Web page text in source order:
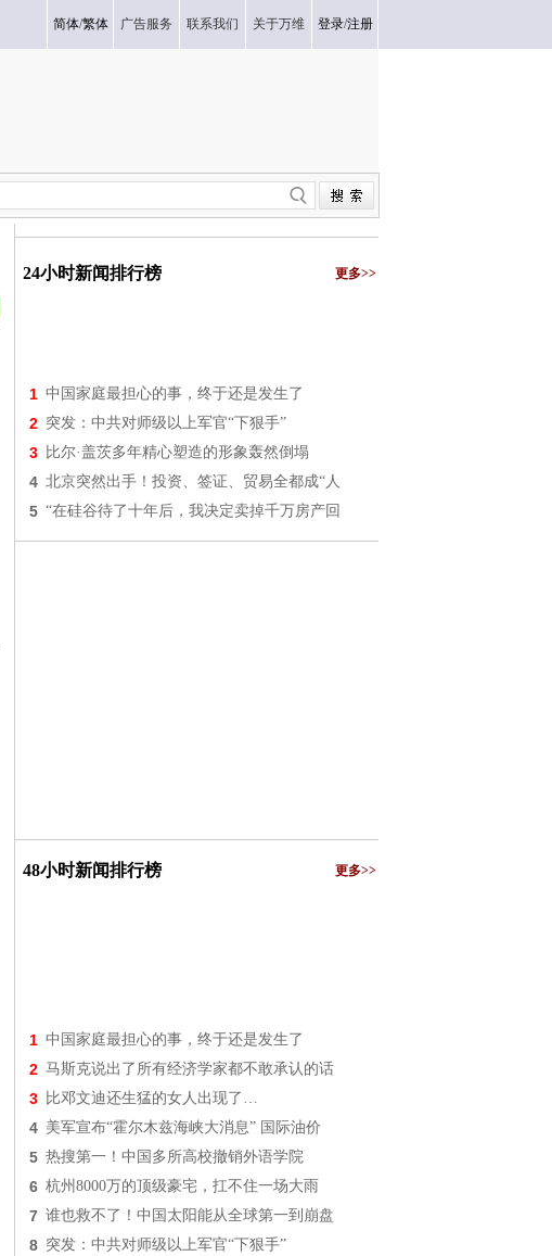
简体/繁体 广告服务 联系我们 关于万维 登录/注册
24小时新闻排行榜 更多>>
1 中国家庭最担心的事，终于还是发生了
2 突发：中共对师级以上军官“下狠手”
3 比尔·盖茨多年精心塑造的形象轰然倒塌
4 北京突然出手！投资、签证、贸易全都成“人
5 “在硅谷待了十年后，我决定卖掉千万房产回
48小时新闻排行榜 更多>>
1 中国家庭最担心的事，终于还是发生了
2 马斯克说出了所有经济学家都不敢承认的话
3 比邓文迪还生猛的女人出现了…
4 美军宣布“霍尔木兹海峡大消息” 国际油价
5 热搜第一！中国多所高校撤销外语学院
6 杭州8000万的顶级豪宅，扛不住一场大雨
7 谁也救不了！中国太阳能从全球第一到崩盘
8 突发：中共对师级以上军官“下狠手”